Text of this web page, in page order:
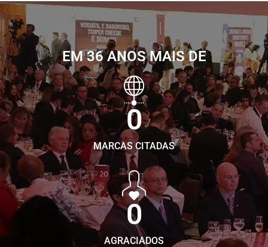
EM 36 ANOS MAIS DE
MARCAS CITADAS
0
AGRACIADOS
0